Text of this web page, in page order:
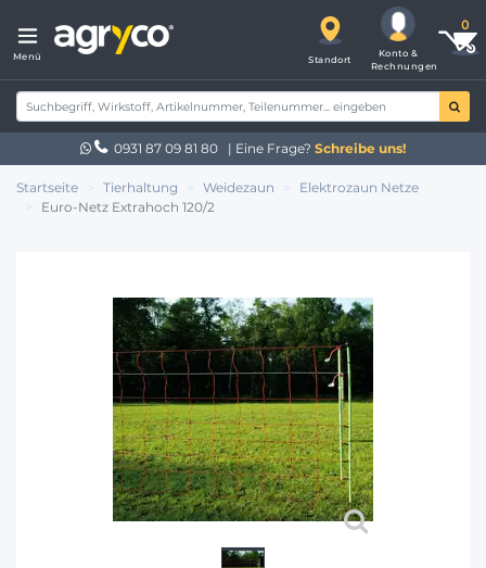
Menü Standort
Konto &
Rechnungen
0931 87 09 81 80 | Eine Frage? Schreibe uns!
Startseite Tierhaltung Weidezaun
Elektrozaun Netze
Euro-Netz Extrahoch 120/2